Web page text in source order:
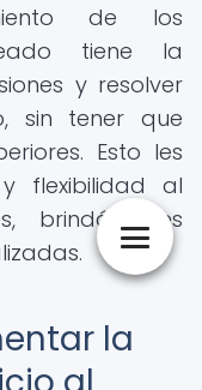
de los
tiene la
y resolver
sin tener que
Esto les
flexibilidad al
brindándoles
la